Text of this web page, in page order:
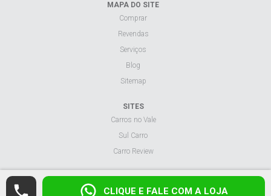
CLIQUE E FALE COM A LOJA
MAPA DO SITE
Comprar
Revendas
Serviços
Blog
Sitemap
SITES
Carros no Vale
Sul Carro
Carro Review
Visualizar site na versão desktop.